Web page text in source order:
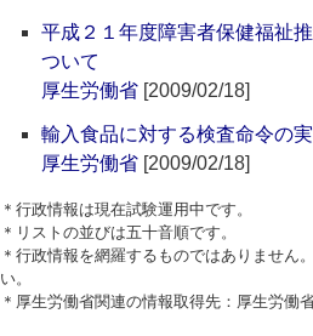
平成２１年度障害者保健福祉
ついて
厚生労働省 [2009/02/18]
輸入食品に対する検査命令の
厚生労働省 [2009/02/18]
＊行政情報は現在試験運用中です。
＊リストの並びは五十音順です。
＊行政情報を網羅するものではありません
い。
＊厚生労働省関連の情報取得先：厚生労働